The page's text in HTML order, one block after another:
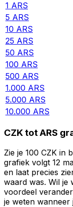
1 ARS
5 ARS
10 ARS
25 ARS
50 ARS
100 ARS
500 ARS
1.000 ARS
5.000 ARS
10.000 ARS
CZK tot ARS
Zie je 100 CZK in
grafiek volgt 12
en laat precies
waard was. Wil je
voordeel
je weten wanneer